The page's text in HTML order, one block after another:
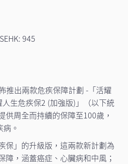
945
推出兩款危疾保障計劃 - 「活耀
生危疾保2 (加強版)」（以下統
供周全而持續的保障至100歲，
。
保」的升級版，這兩款新計劃為
障，涵蓋癌症、心臟病和中風；